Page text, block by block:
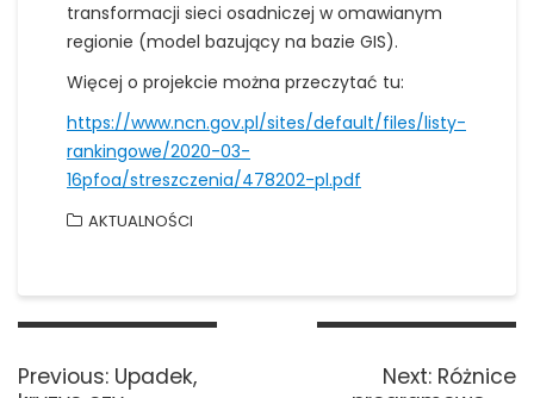
transformacji sieci osadniczej w omawianym
regionie (model bazujący na bazie GIS).
Więcej o projekcie można przeczytać tu:
https://www.ncn.gov.pl/sites/default/files/listy-
rankingowe/2020-03-
16pfoa/streszczenia/478202-pl.pdf
AKTUALNOŚCI
Nawigacja
Previous: Previous
Upadek,
Next: Next
Różnice